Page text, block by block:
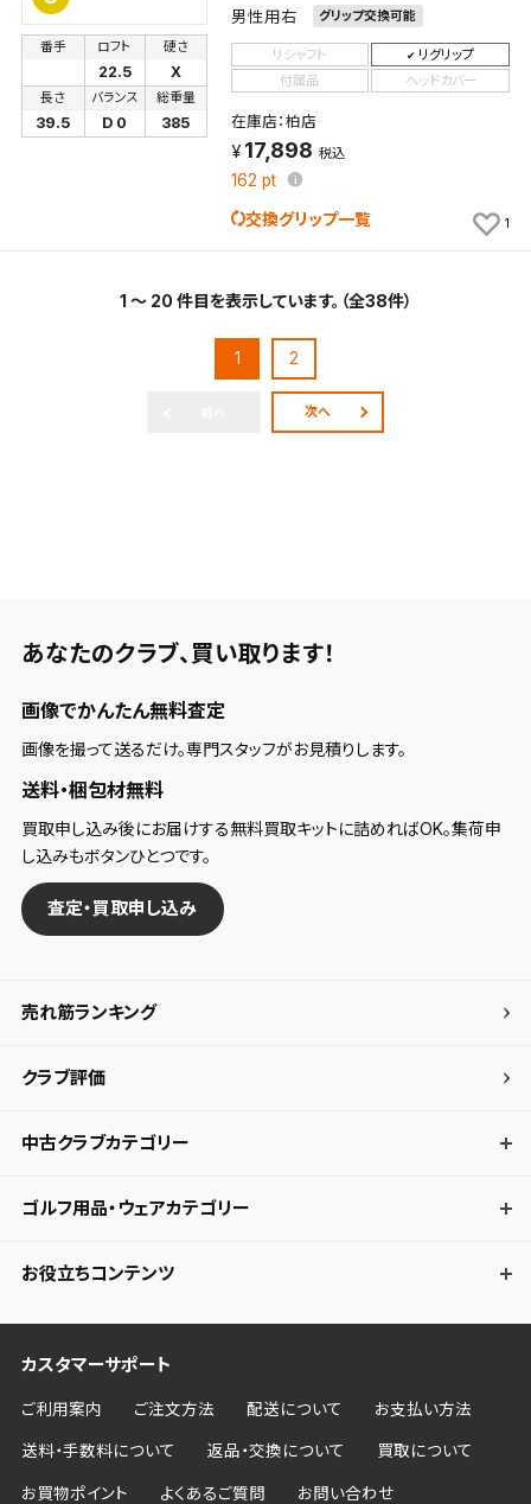
男性用右 グリップ交換可能
番手 ロフト
22.5
硬さ
X
長さ
39.5
バランス
D 0
総重量
385
リシャフト
リグリップ
付属品
ヘッドカバー
在庫店：柏店
17,898 税込
162 pt
交換グリップ一覧 1
1 ～ 20 件目を表示しています。（全38件）
1 2
次へ
あなたのクラブ、 買い取ります！
画像でかんたん無料査定
画像を撮って送るだけ。専門スタッフがお見積りします。
送料・梱包材無料
買取申し込み後にお届けする無料買取キットに詰めればOK。集荷申
し込みもボタンひとつです。
査定・買取申し込み
売れ筋ランキング
クラブ評価
中古クラブカテゴリー
ゴルフ用品・ウェアカテゴリー
お役立ちコンテンツ
カスタマーサポート
ご利用案内 ご注文方法 配送について お支払い方法
送料・手数料について 返品・交換について 買取について
お買物ポイント よくあるご質問 お問い合わせ